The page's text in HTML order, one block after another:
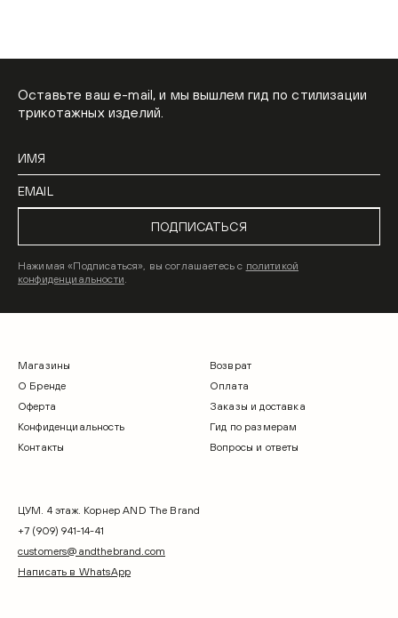
Оставьте ваш e-mail, и мы вышлем гид по стилизации
трикотажных изделий.
ПОДПИСАТЬСЯ
Нажимая «Подписаться», вы соглашаетесь с политикой
конфиденциальности.
Магазины
О Бренде
Оферта
Конфиденциальность
Контакты
Возврат
Оплата
Заказы и доставка
Гид по размерам
Вопросы и ответы
ЦУМ. 4 этаж. Корнер AND The Brand
+7 (909) 941-14-41
customers@andthebrand.com
Написать в WhatsApp